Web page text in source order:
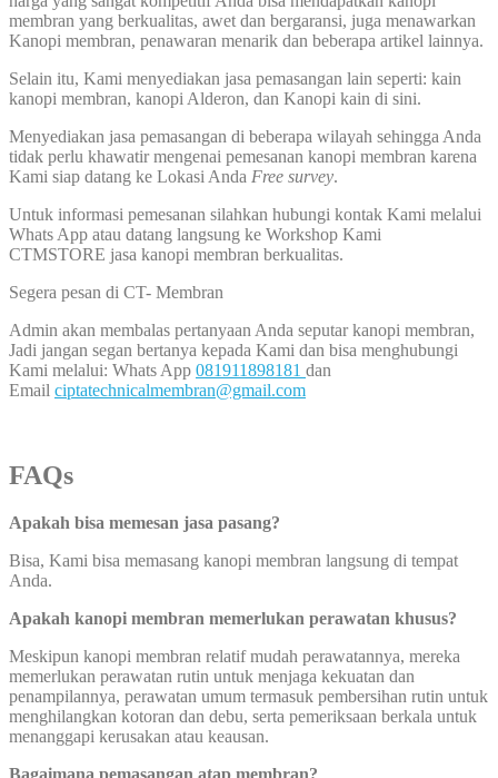
membran yang berkualitas, awet dan bergaransi, juga menawarkan
Kanopi membran, penawaran menarik dan beberapa artikel lainnya.
Selain itu, Kami menyediakan jasa pemasangan lain seperti: kain
kanopi membran, kanopi Alderon, dan Kanopi kain di sini.
Menyediakan jasa pemasangan di beberapa wilayah sehingga Anda
tidak perlu khawatir mengenai pemesanan kanopi membran karena
Kami siap datang ke Lokasi Anda Free survey.
Untuk informasi pemesanan silahkan hubungi kontak Kami melalui
Whats App atau datang langsung ke Workshop Kami
CTMSTORE jasa kanopi membran berkualitas.
Segera pesan di CT- Membran
Admin akan membalas pertanyaan Anda seputar kanopi membran,
Jadi jangan segan bertanya kepada Kami dan bisa menghubungi
Kami melalui: Whats App 081911898181 dan
Email ciptatechnicalmembran@gmail.com
FAQs
Apakah bisa memesan jasa pasang?
Bisa, Kami bisa memasang kanopi membran langsung di tempat
Anda.
Apakah kanopi membran memerlukan perawatan khusus?
Meskipun kanopi membran relatif mudah perawatannya, mereka
memerlukan perawatan rutin untuk menjaga kekuatan dan
penampilannya, perawatan umum termasuk pembersihan rutin untuk
menghilangkan kotoran dan debu, serta pemeriksaan berkala untuk
menanggapi kerusakan atau keausan.
Bagaimana pemasangan atap membran?